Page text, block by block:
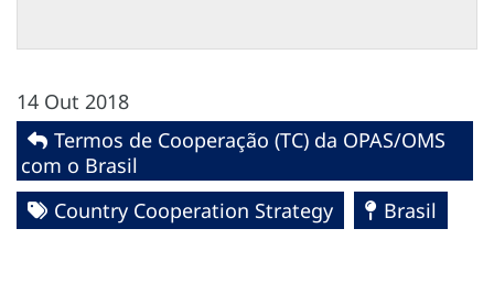
14 Out 2018
Termos de Cooperação (TC) da OPAS/OMS
com o Brasil
Country Cooperation Strategy
Brasil